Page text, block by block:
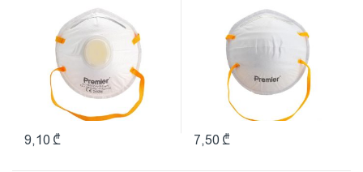
9,10 ₾ 7,50 ₾